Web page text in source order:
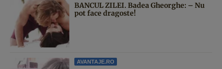
BANCUL ZILEI. Badea Gheorghe: – Nu
pot face dragoste!
AVANTAJE.RO